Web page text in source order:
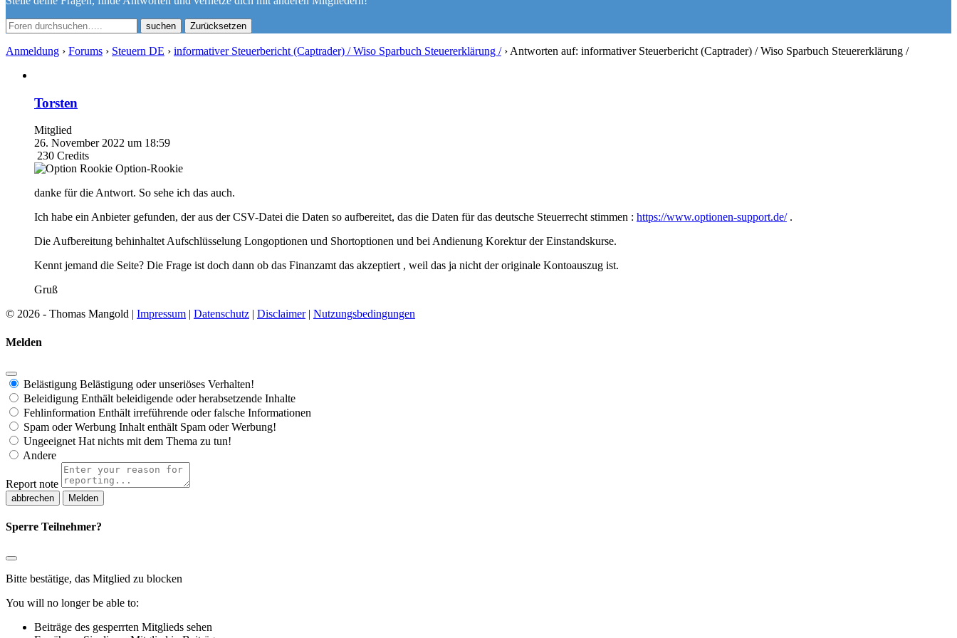
Zurücksetzen
Anmeldung › Forums › Steuern DE › informativer Steuerbericht (Captrader) / Wiso Sparbuch Steuererklärung / › Antworten auf: informativer Steuerbericht (Captrader) / Wiso Sparbuch Steuererklärung /
Torsten
Mitglied
26. November 2022 um 18:59
230 Credits
Option-Rookie
danke für die Antwort. So sehe ich das auch.
Ich habe ein Anbieter gefunden, der aus der CSV-Datei die Daten so aufbereitet, das die Daten für das deutsche Steuerrecht stimmen : https://www.optionen-support.de/.
Die Aufbereitung behinhaltet Aufschlüsselung Longoptionen und Shortoptionen und bei Andienung Korektur der Einstandskurse.
Kennt jemand die Seite? Die Frage ist doch dann ob das Finanzamt das akzeptiert , weil das ja nicht der originale Kontoauszug ist.
Gruß
© 2026 - Thomas Mangold | Impressum | Datenschutz | Disclaimer| Nutzungsbedingungen
Melden
Belästigung Belästigung oder unseriöses Verhalten!
Beleidigung Enthält beleidigende oder herabsetzende Inhalte
Fehlinformation Enthält irreführende oder falsche Informationen
Spam oder Werbung Inhalt enthält Spam oder Werbung!
Ungeeignet Hat nichts mit dem Thema zu tun!
Andere
Report note
Melden
Sperre Teilnehmer?
Bitte bestätige, das Mitglied zu blocken
You will no longer be able to:
Beiträge des gesperrten Mitglieds sehen